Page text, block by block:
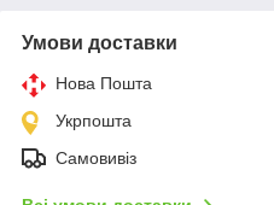
Умови доставки
Нова Пошта
Укрпошта
Самовивіз